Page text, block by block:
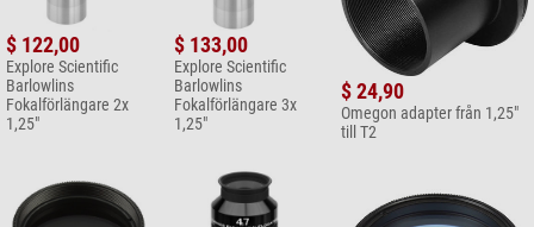
$ 122,00
Explore Scientific
Barlowlins
Fokalförlängare 2x
1,25"
$ 133,00
Explore Scientific
Barlowlins
Fokalförlängare 3x
1,25"
$ 24,90
Omegon adapter från 1,25"
till T2